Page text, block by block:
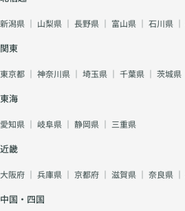
新潟県 ｜ 山梨県 ｜ 長野県 ｜ 富山県 ｜ 石川県 ｜
関東
東京都 ｜ 神奈川県 ｜ 埼玉県 ｜ 千葉県 ｜ 茨城県
東海
愛知県 ｜ 岐阜県 ｜ 静岡県 ｜ 三重県
近畿
大阪府 ｜ 兵庫県 ｜ 京都府 ｜ 滋賀県 ｜ 奈良県 ｜
中国・四国